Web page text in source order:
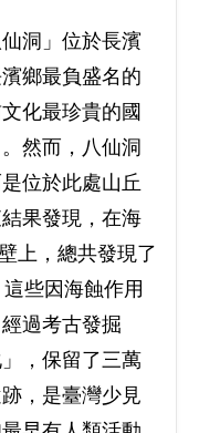
洞」位於長濱
鄉最負盛名的
化最珍貴的國
然而，八仙洞
位於此處山丘
果發現，在海
上，總共發現了
些因海蝕作用
過考古發掘
，保留了三萬
，是臺灣少見